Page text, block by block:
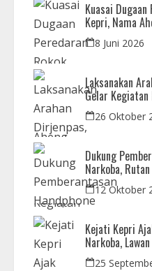
Kuasai
Kepri, Nama
8 Juni 2026
Laksanakan
Gelar Kegiatan
APH26 Oktober
Dukung
Narkoba,
Bersama
12 Oktober
Kejati Kepri
Narkoba,
Bermedsos
25